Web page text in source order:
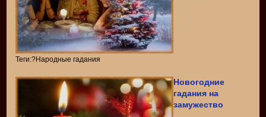
Теги:?Народные гадания
Новогодние
гадания на
замужество